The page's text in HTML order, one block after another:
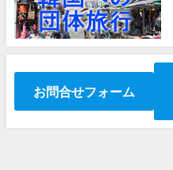
お問合せフォーム